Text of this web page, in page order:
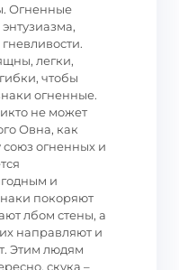
Огненные
легки,
чтобы
огненные.
не может
Овна, как
огненных и
и
покоряют
лбом стены, а
направляют и
Этим людям
скука –